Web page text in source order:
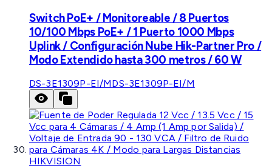
Switch PoE+ / Monitoreable / 8 Puertos
10/100 Mbps PoE+ / 1 Puerto 1000 Mbps
Uplink / Configuración Nube Hik-Partner Pro /
Modo Extendido hasta 300 metros / 60 W
DS-3E1309P-EI/MDS-3E1309P-EI/M
HIKVISION